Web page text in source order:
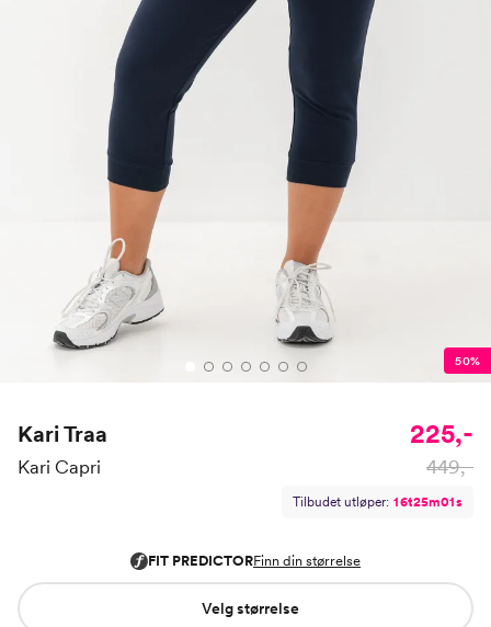
50%
Kari Traa
Kari Capri
225,-
449,-
Tilbudet utløper: 16t25m00s
Velg størrelse